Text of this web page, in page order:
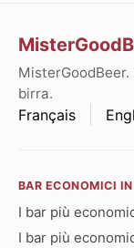
birra.
Français
BAR ECONOMICI
I bar più
I bar più